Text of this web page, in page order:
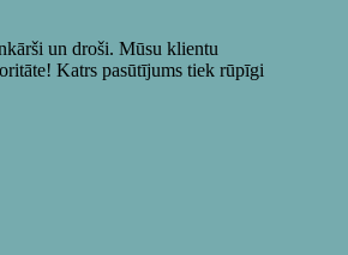
un droši. Mūsu klientu
Katrs pasūtījums tiek rūpīgi